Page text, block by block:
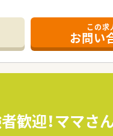
に面した視認性の高い
て幅広い総合科目を1日
で助け合いながら円
を見据えた増員による
寄り添った服薬指導が
ンを大切にし、誠実に
この求
お問い
歓迎！ママさ